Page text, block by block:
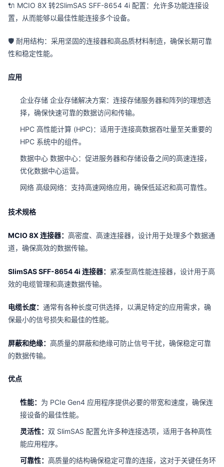
🔌 MCIO 8X 转2SlimSAS SFF-8654 4i 配置：允许多功能连接设
置，从而能够以最佳性能连接多个设备。
🛡️ 耐用结构：采用坚固的连接器和高品质材料制造，确保长期可靠
性和稳定性能。
应用
企业存储 企业存储解决方案：连接存储服务器和阵列的理想选
择，确保快速可靠的数据访问和传输。
HPC 高性能计算 (HPC)：适用于连接高数据吞吐量至关重要的
HPC 系统中的组件。
数据中心 数据中心：促进服务器和存储设备之间的高速连接，
优化数据中心运营。
网络 高级网络：支持高速网络应用，确保低延迟和高可靠性。
技术规格
MCIO 8X 连接器： 高密度、高速连接器，设计用于处理多个数据通
道，确保高效的数据传输。
SlimSAS SFF-8654 4i 连接器： 紧凑型高性能连接器，设计用于高
效的电缆管理和高速数据传输。
电缆长度： 通常有各种长度可供选择，以满足特定的应用需求，确
保最小的信号损失和最佳的性能。
屏蔽和绝缘： 高质量的屏蔽和绝缘可防止信号干扰，确保稳定可靠
的数据传输。
优点
性能： 为 PCIe Gen4 应用程序提供必要的带宽和速度，确保连
接设备的最佳性能。
灵活性： 双 SlimSAS 配置允许多种连接选项，适用于各种高性
能应用程序。
可靠性： 高质量的结构确保稳定可靠的连接，这对于关键任务环